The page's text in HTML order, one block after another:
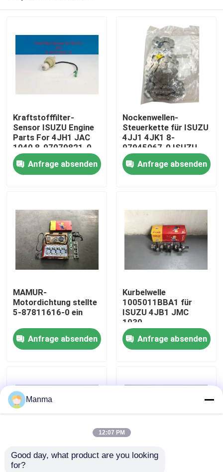
Produkte
Über uns
Qualitätskontrolle
Treten Sie mit uns in Verbindung
LKW-Autoteil
Isuzu Engine Parts
Kraftstofffilter-
Sensor ISUZU Engine
Parts For 4JH1 JAC
1040 8-97079821-0
Anfrage absenden
Nockenwellen-
Steuerkette für ISUZU
4JJ1 4JK1 8-
97945067-0 ISUZU
Motorteile
Anfrage absenden
MAMUR-
Motordichtung stellte
5-87811616-0 ein
Anfrage absenden
Kurbelwelle
1005011BBA1 für
ISUZU 4JB1 JMC
1030
Anfrage absenden
Kolbenkühlölstrahl für
Manma
12:07 PM
Good day, what product are you looking
for?